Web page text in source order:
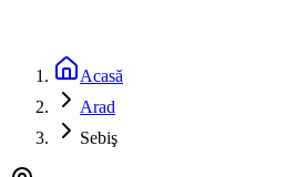
Acasă
Arad
Sebiş